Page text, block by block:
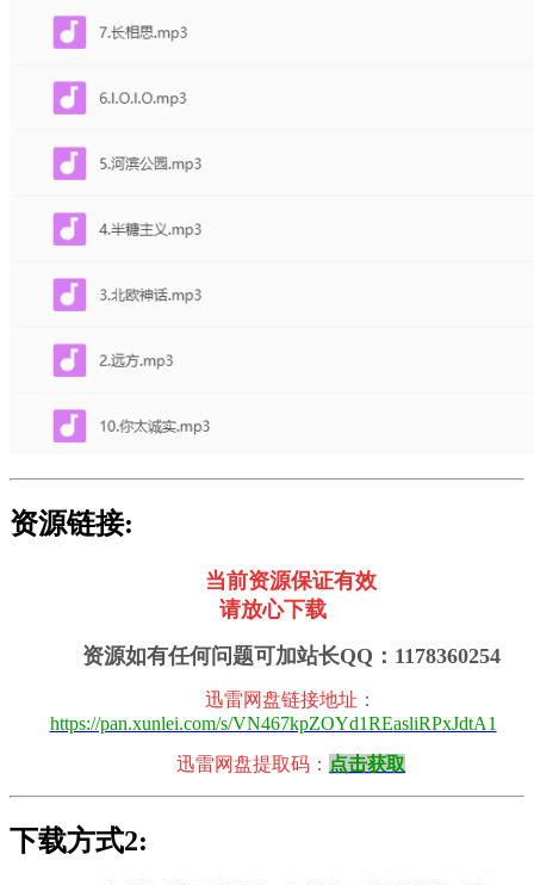
资源链接:
当前资源保证有效
请放心下载
资源如有任何问题可加站长QQ：1178360254
迅雷网盘链接地址 ：
https://pan.xunlei.com/s/VN467kpZOYd1REasliRPxJdtA1
迅雷网盘提取码： 点击获取
下载方式2: